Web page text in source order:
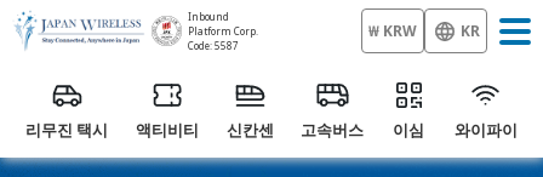
Inbound
Platform Corp.
Code: 5587
₩ KRW KR
리무진 택시 액티비티 신칸센 고속버스 이심 와이파이